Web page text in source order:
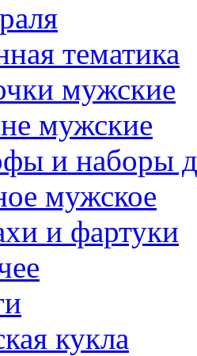
тематика
мужские
мужские
и наборы
мужское
и фартуки
кукла